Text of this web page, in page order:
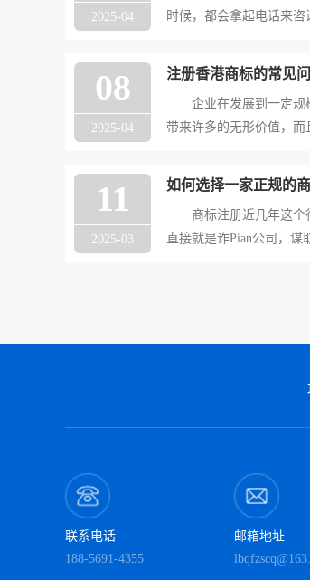
2025-04
时候，都会拿起电话来
司我们给你提供专业的
08
2025-04
注册香港商标的常见
企业在发展到一定规模
带来许多的无形价值，
台商标又隶属于海外商
11
2025-03
如何选择一家正规的
商标注册近几年这个
直接就是诈Pian公司，
联系电话
188-5691-4355
邮箱地址